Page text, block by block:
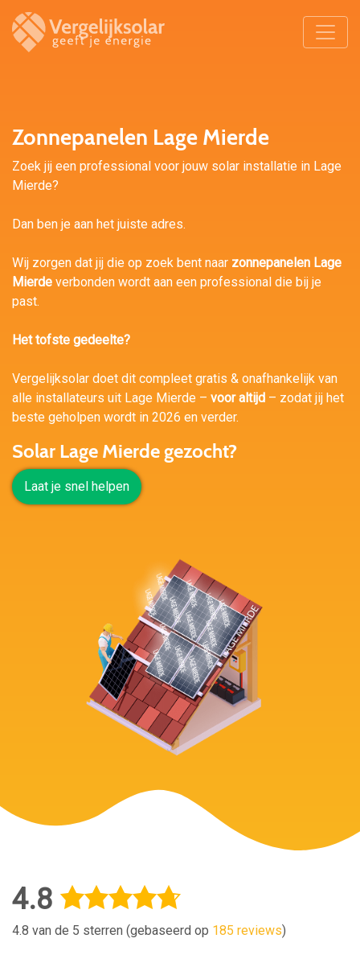
Zonnepanelen Lage Mierde
Zoek jij een professional voor jouw solar installatie in Lage
Mierde?
Dan ben je aan het juiste adres.
Wij zorgen dat jij die op zoek bent naar zonnepanelen Lage
Mierde verbonden wordt aan een professional die bij je
past.
Het tofste gedeelte?
Vergelijksolar doet dit compleet gratis & onafhankelijk van
alle installateurs uit Lage Mierde – voor altijd – zodat jij het
beste geholpen wordt in 2026 en verder.
Solar Lage Mierde gezocht?
Laat je snel helpen
4.8
4.8 van de 5 sterren (gebaseerd op 185 reviews)